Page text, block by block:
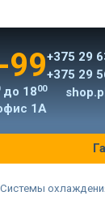
до 1800
1А
+375 29
+375 29
Системы